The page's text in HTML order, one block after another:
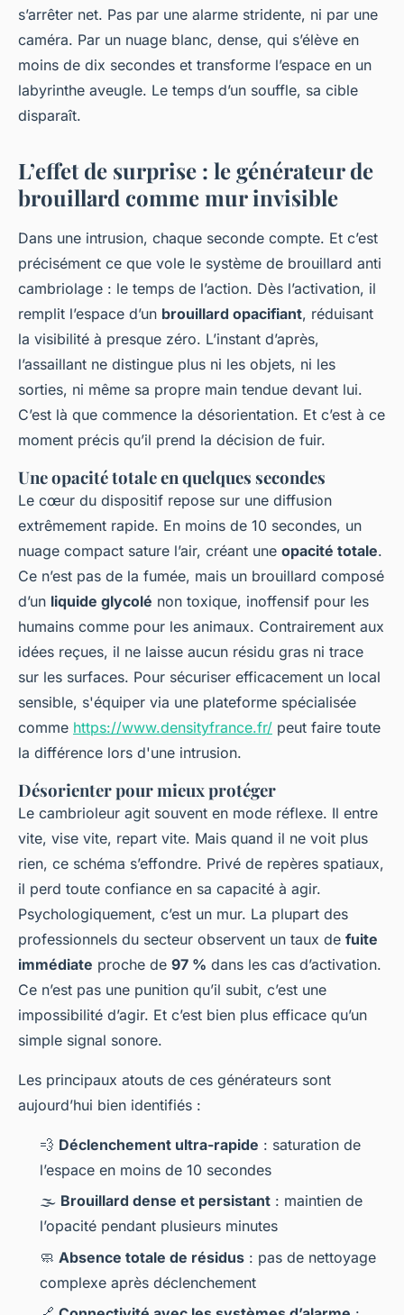
s’arrêter net. Pas par une alarme stridente, ni par une
caméra. Par un nuage blanc, dense, qui s’élève en
moins de dix secondes et transforme l’espace en un
labyrinthe aveugle. Le temps d’un souffle, sa cible
disparaît.
L’effet de surprise : le générateur de
brouillard comme mur invisible
Dans une intrusion, chaque seconde compte. Et c’est
précisément ce que vole le système de brouillard anti
cambriolage : le temps de l’action. Dès l’activation, il
remplit l’espace d’un brouillard opacifiant, réduisant
la visibilité à presque zéro. L’instant d’après,
l’assaillant ne distingue plus ni les objets, ni les
sorties, ni même sa propre main tendue devant lui.
C’est là que commence la désorientation. Et c’est à ce
moment précis qu’il prend la décision de fuir.
Une opacité totale en quelques secondes
Le cœur du dispositif repose sur une diffusion
extrêmement rapide. En moins de 10 secondes, un
nuage compact sature l’air, créant une opacité totale.
Ce n’est pas de la fumée, mais un brouillard composé
d’un liquide glycolé non toxique, inoffensif pour les
humains comme pour les animaux. Contrairement aux
idées reçues, il ne laisse aucun résidu gras ni trace
sur les surfaces. Pour sécuriser efficacement un local
sensible, s'équiper via une plateforme spécialisée
comme https://www.densityfrance.fr/ peut faire toute
la différence lors d'une intrusion.
Désorienter pour mieux protéger
Le cambrioleur agit souvent en mode réflexe. Il entre
vite, vise vite, repart vite. Mais quand il ne voit plus
rien, ce schéma s’effondre. Privé de repères spatiaux,
il perd toute confiance en sa capacité à agir.
Psychologiquement, c’est un mur. La plupart des
professionnels du secteur observent un taux de fuite
immédiate proche de 97 % dans les cas d’activation.
Ce n’est pas une punition qu’il subit, c’est une
impossibilité d’agir. Et c’est bien plus efficace qu’un
simple signal sonore.
Les principaux atouts de ces générateurs sont
aujourd’hui bien identifiés :
💨 Déclenchement ultra-rapide : saturation de
l’espace en moins de 10 secondes
🌫️ Brouillard dense et persistant : maintien de
l’opacité pendant plusieurs minutes
🧼 Absence totale de résidus : pas de nettoyage
complexe après déclenchement